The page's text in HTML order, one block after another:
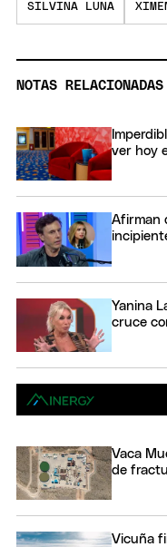
SILVINA LUNA
NOTAS RELACIONADAS
ver hoy
Afirman
Yanina
cruce
Vaca
de
Vicuña